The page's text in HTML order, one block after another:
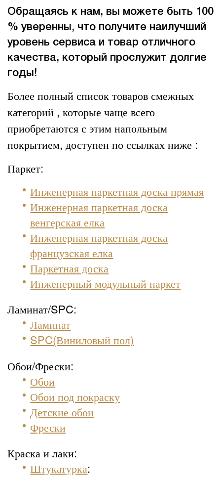
Обращаясь к нам, вы можете быть 100
% уверенны, что получите наилучший
уровень сервиса и товар отличного
качества, который прослужит долгие
годы!
Более полный список товаров смежных
категорий , которые чаще всего
приобретаются с этим напольным
покрытием, доступен по ссылках ниже :
Паркет:
Инженерная паркетная доска прямая
Инженерная паркетная доска
венгерская елка
Инженерная паркетная доска
французская елка
Паркетная доска
Инженерный модульный паркет
Ламинат/SPC:
Ламинат
SPC(Виниловый пол)
Обои/Фрески:
Обои
Обои под покраску
Детские обои
Фрески
Краска и лаки:
Штукатурка: